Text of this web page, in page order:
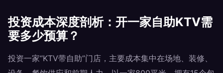
投资成本深度剖析：开一家自助KTV需
要多少预算？
投资一家“KTV带自助”门店，主要成本集中在场地、装修、